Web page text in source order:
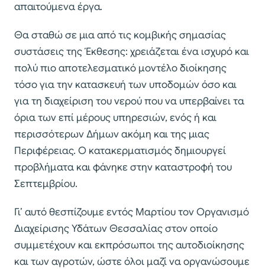
απαιτούμενα έργα.
Θα σταθώ σε μια από τις κομβικής σημασίας
συστάσεις της Έκθεσης: χρειάζεται ένα ισχυρό και
πολύ πιο αποτελεσματικό μοντέλο διοίκησης
τόσο για την κατασκευή των υποδομών όσο και
για τη διαχείριση του νερού που να υπερβαίνει τα
όρια των επί μέρους υπηρεσιών, ενός ή και
περισσότερων Δήμων ακόμη και της μιας
Περιφέρειας. Ο κατακερματισμός δημιουργεί
προβλήματα και φάνηκε στην καταστροφή του
Σεπτεμβρίου.
Γι’ αυτό θεσπίζουμε εντός Μαρτίου τον Οργανισμό
Διαχείρισης Υδάτων Θεσσαλίας στον οποίο
συμμετέχουν και εκπρόσωποι της αυτοδιοίκησης
και των αγροτών, ώστε όλοι μαζί να οργανώσουμε